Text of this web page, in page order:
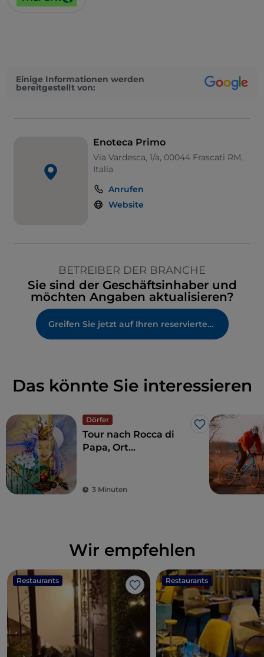
Einige Informationen werden
bereitgestellt von:
Enoteca Primo
Via Vardesca, 1/a, 00044 Frascati RM,
Italia
Anrufen
Website
BETREIBER DER BRANCHE
Sie sind der Geschäftsinhaber und
möchten Angaben aktualisieren?
Greifen Sie jetzt auf Ihren reservierten Bereich zu
Das könnte Sie interessieren
Dörfer
Like
Tour nach Rocca di
Papa, Ort
Legenden
3 Minuten
Wir empfehlen
Restaurants
Like
Restaurants